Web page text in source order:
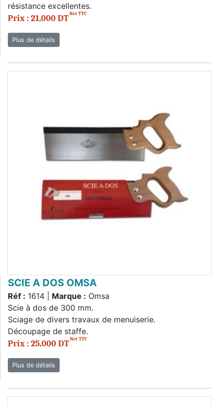
résistance excellentes.
Prix : 21,000 DTNet TTC
Plus de détails
SCIE A DOS OMSA
Réf : 1614 | Marque : Omsa
Scie à dos de 300 mm.
Sciage de divers travaux de menuiserie.
Découpage de staffe.
Prix : 25,000 DTNet TTC
Plus de détails